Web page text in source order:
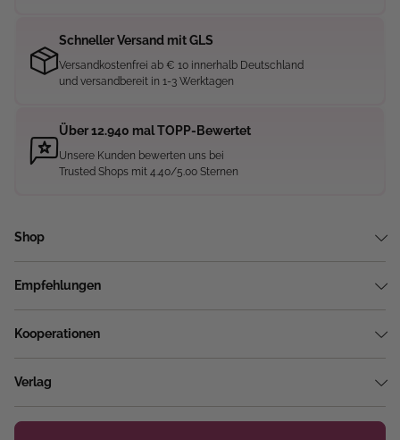
Schneller Versand mit GLS
Versandkostenfrei ab € 10 innerhalb Deutschland
und versandbereit in 1-3 Werktagen
Über 12.940 mal TOPP-Bewertet
Unsere Kunden bewerten uns bei
Trusted Shops mit 4.40/5.00 Sternen
Shop
Empfehlungen
Kooperationen
Verlag